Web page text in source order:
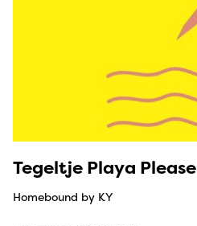
Tegeltje Playa Please
Homebound by KY